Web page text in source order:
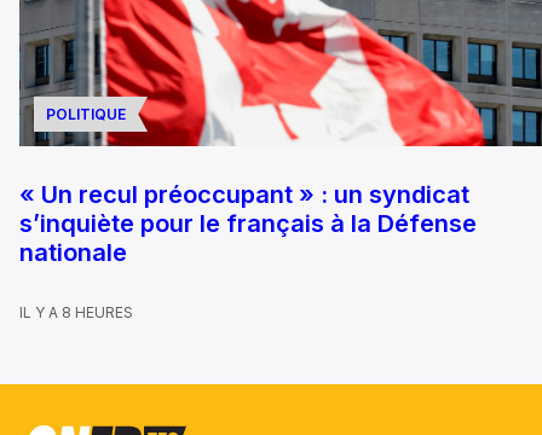
POLITIQUE
« Un recul préoccupant » : un syndicat
s’inquiète pour le français à la Défense
nationale
IL Y A 8 HEURES